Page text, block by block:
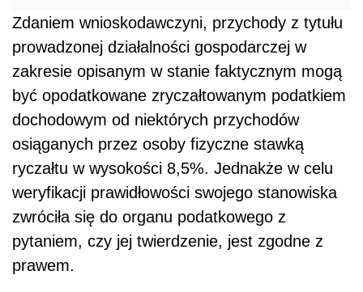
Zdaniem wnioskodawczyni, przychody z tytułu
prowadzonej działalności gospodarczej w
zakresie opisanym w stanie faktycznym mogą
być opodatkowane zryczałtowanym podatkiem
dochodowym od niektórych przychodów
osiąganych przez osoby fizyczne stawką
ryczałtu w wysokości 8,5%. Jednakże w celu
weryfikacji prawidłowości swojego stanowiska
zwróciła się do organu podatkowego z
pytaniem, czy jej twierdzenie, jest zgodne z
prawem.